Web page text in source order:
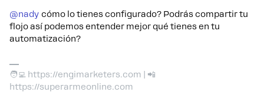
@nady cómo lo tienes configurado? Podrás compartir tu
flojo así podemos entender mejor qué tienes en tu
automatización?
🧑‍💻 https://engimarketers.com | 📲
https://superarmeonline.com